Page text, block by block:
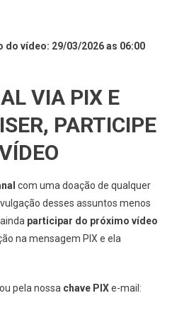
do vídeo: 29/03/2026 as 06:00
VIA PIX E
PARTICIPE
com uma doação de qualquer
desses assuntos menos
participar do próximo vídeo
na mensagem PIX e ela
pela nossa chave PIXe-mail: